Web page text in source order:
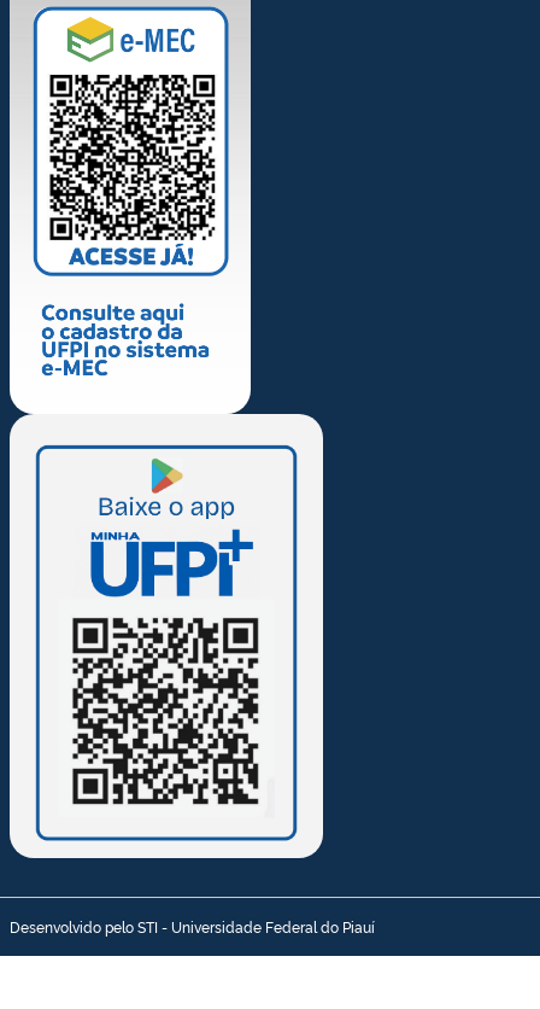
Desenvolvido pelo STI - Universidade Federal do Piauí